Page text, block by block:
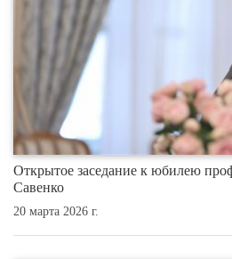
Открытое заседание к юбилею
Савенко
20 марта 2026 г.